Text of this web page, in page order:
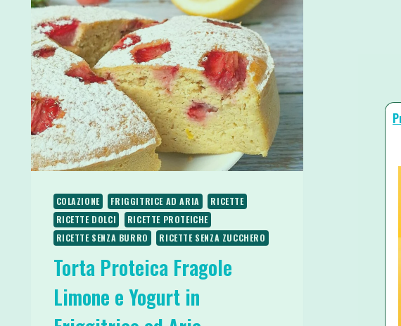
COLAZIONE FRIGGITRICE AD ARIA
RICETTE
RICETTE DOLCI
RICETTE PROTEICHE
RICETTE SENZA BURRO
RICETTE SENZA ZUCCHERO
Torta Proteica Fragole
Limone e Yogurt in